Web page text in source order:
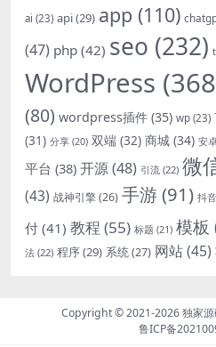
ai (23) api(29) app (110)
(47) php (42) seo (232)
WordPress
(80) wordpress插件 (35) wp (23)
(31) 分享 (20) 双端 (32) 商城 (34) 安
平台 (38) 开源(48) 引流 (22) 微
(43) 战神引擎(26) 手游(91) 抖音
付 (41) 教程 (55) 标题 (21) 模板
法 (22) 程序(29) 系统(27) 网站(45)
Copyright © 2021-2026独家
鲁ICP备